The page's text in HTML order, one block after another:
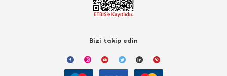
Bizi takip edin